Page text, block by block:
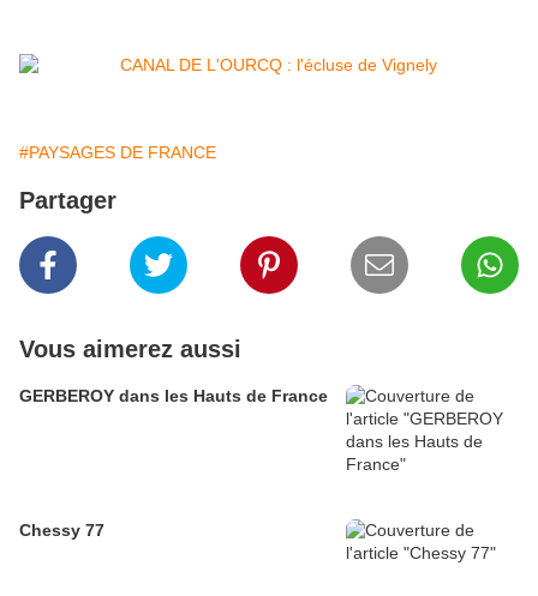
#PAYSAGES DE FRANCE
Partager
Vous aimerez aussi
GERBEROY dans les Hauts de France
Chessy 77